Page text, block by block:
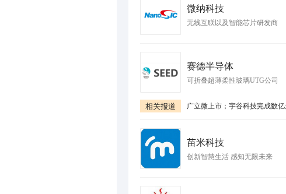
微纳科技
无线互联以及智能芯片研发商
赛德半导体
可折叠超薄柔性玻璃UTG公司
相关报道
苗米科技
创新智慧生活 感知无限未来